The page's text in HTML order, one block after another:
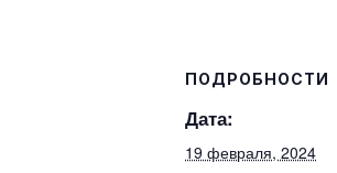
ПОДРОБНОСТИ
Дата:
19 февраля, 2024